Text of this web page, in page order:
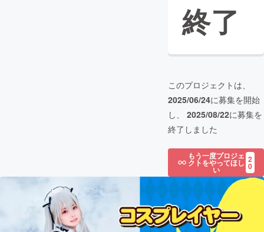
終了
このプロジェクトは、
2025/06/24に募集を開始
し、 2025/08/22に募集を
終了しました
もう一度プロジェ
クトをやってほし
い
2
0